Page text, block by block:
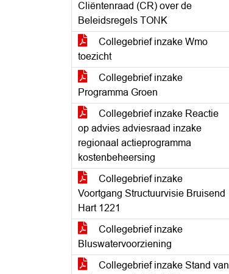
Cliëntenraad (CR) over de
Beleidsregels TONK
Collegebrief inzake Wmo
toezicht
Collegebrief inzake
Programma Groen
Collegebrief inzake Reactie
op advies adviesraad inzake
regionaal actieprogramma
kostenbeheersing
Collegebrief inzake
Voortgang Structuurvisie Bruisend
Hart 1221
Collegebrief inzake
Bluswatervoorziening
Collegebrief inzake Stand van